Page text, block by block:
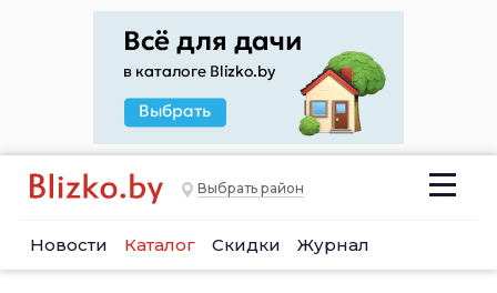
Выбрать район
Новости Каталог Скидки Журнал